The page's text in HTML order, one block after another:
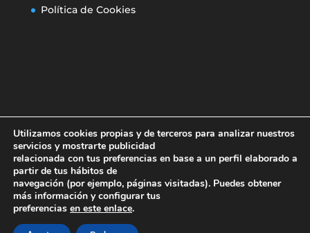
Política de Cookies
Aviso legal
Política de privacidad
Política de Cookies
Utilizamos cookies propias y de terceros para analizar nuestros
servicios y mostrarte publicidad
relacionada con tus preferencias en base a un perfil elaborado a
partir de tus hábitos de
navegación (por ejemplo, páginas visitadas). Puedes obtener
más información y configurar tus
preferencias en este enlace.